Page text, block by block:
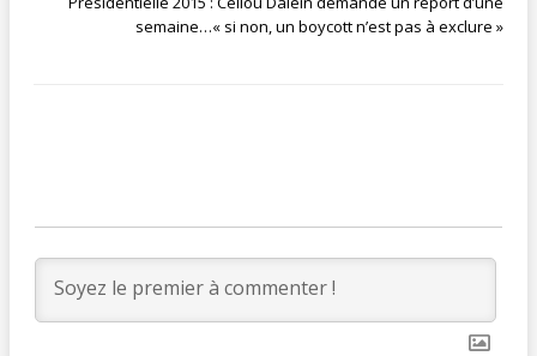
semaine…« si non, un boycott n’est pas à exclure »